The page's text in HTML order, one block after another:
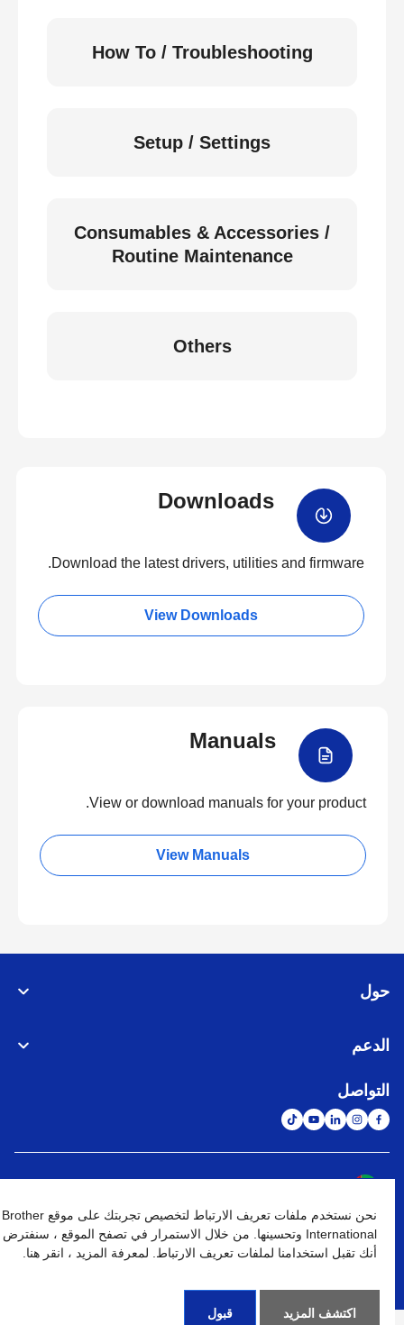
How To / Troubleshooting
Setup / Settings
Consumables & Accessories /
Routine Maintenance
Others
Downloads
Download the latest drivers, utilities and firmware.
View Downloads
Manuals
View or download manuals for your product.
View Manuals
حول
الدعم
التواصل
نهج الخصوصية شروط الإستخدام خريطة الموقع الإنتقال إلى الموقع العالمي
نحن نستخدم ملفات تعريف الارتباط لتخصيص تجربتك على موقع Brother
International وتحسينها. من خلال الاستمرار في تصفح الموقع ، سنفترض
أنك تقبل استخدامنا لملفات تعريف الارتباط. لمعرفة المزيد ، انقر هنا.
اكتشف المزيد قبول